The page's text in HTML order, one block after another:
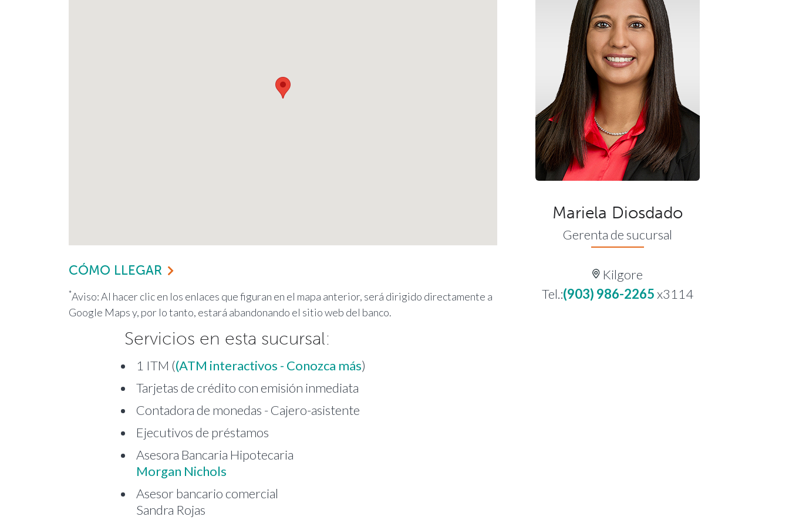
CÓMO LLEGAR
*Aviso: Al hacer clic en los enlaces que figuran en el mapa anterior, será dirigido directamente a
Google Maps y, por lo tanto, estará abandonando el sitio web del banco.
Mariela Diosdado
Gerenta de sucursal
Kilgore
Tel.:(903) 986-2265x3114
Servicios en esta sucursal:
1 ITM ((ATM interactivos - Conozca más)
Tarjetas de crédito con emisión inmediata
Contadora de monedas - Cajero-asistente
Ejecutivos de préstamos
Asesora Bancaria Hipotecaria
Morgan Nichols
Asesor bancario comercial
Sandra Rojas